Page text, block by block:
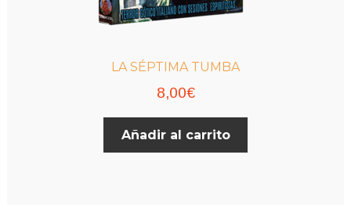
LA SÉPTIMA TUMBA
8,00€
Añadir al carrito